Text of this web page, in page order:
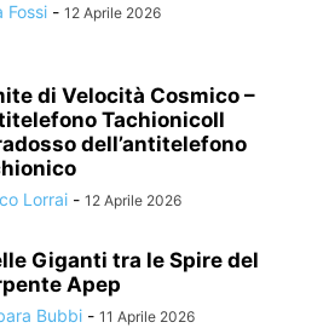
Fossi - 12 Aprile 2026
di Velocità Cosmico –
TachionicoIl
dell’antitelefono
Lorrai - 12 Aprile 2026
Giganti tra le Spire del
Apep
Bubbi - 11 Aprile 2026